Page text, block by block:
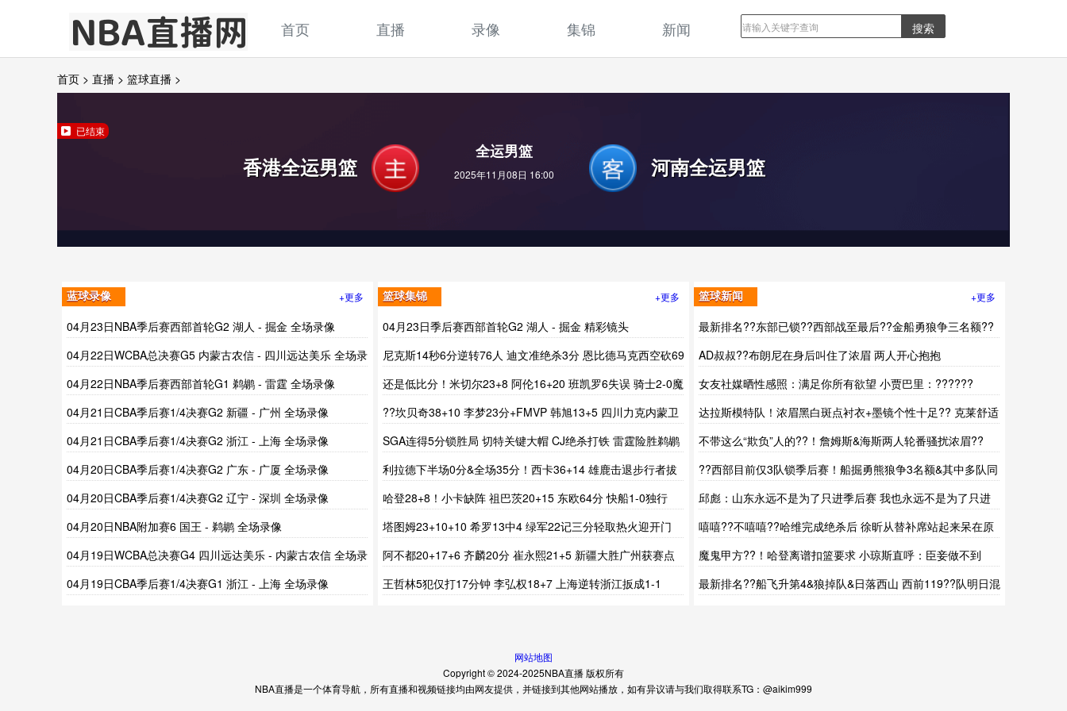
首页 直播 录像 集锦 新闻
首页 > 直播 > 篮球直播 >
已结束
香港全运男篮
全运男篮
2025年11月08日 16:00 河南全运男篮
蓝球录像 +更多
04月23日NBA季后赛西部首轮G2 湖人 - 掘金 全场录像
04月22日WCBA总决赛G5 内蒙古农信 - 四川远达美乐 全场录
像
04月22日NBA季后赛西部首轮G1 鹈鹕 - 雷霆 全场录像
04月21日CBA季后赛1/4决赛G2 新疆 - 广州 全场录像
04月21日CBA季后赛1/4决赛G2 浙江 - 上海 全场录像
04月20日CBA季后赛1/4决赛G2 广东 - 广厦 全场录像
04月20日CBA季后赛1/4决赛G2 辽宁 - 深圳 全场录像
04月20日NBA附加赛6 国王 - 鹈鹕 全场录像
04月19日WCBA总决赛G4 四川远达美乐 - 内蒙古农信 全场录
像
04月19日CBA季后赛1/4决赛G1 浙江 - 上海 全场录像
篮球集锦 +更多
04月23日季后赛西部首轮G2 湖人 - 掘金 精彩镜头
尼克斯14秒6分逆转76人 迪文准绝杀3分 恩比德马克西空砍69
分
还是低比分！米切尔23+8 阿伦16+20 班凯罗6失误 骑士2-0魔
术
??坎贝奇38+10 李梦23分+FMVP 韩旭13+5 四川力克内蒙卫
冕成功
SGA连得5分锁胜局 切特关键大帽 CJ绝杀打铁 雷霆险胜鹈鹕
利拉德下半场0分&全场35分！西卡36+14 雄鹿击退步行者拔
头筹
哈登28+8！小卡缺阵 祖巴茨20+15 东欧64分 快船1-0独行
侠！
塔图姆23+10+10 希罗13中4 绿军22记三分轻取热火迎开门
红
阿不都20+17+6 齐麟20分 崔永熙21+5 新疆大胜广州获赛点
王哲林5犯仅打17分钟 李弘权18+7 上海逆转浙江扳成1-1
篮球新闻 +更多
最新排名??东部已锁??西部战至最后??金船勇狼争三名额??
AD叔叔??布朗尼在身后叫住了浓眉 两人开心抱抱
女友社媒晒性感照：满足你所有欲望 小贾巴里：??????
达拉斯模特队！浓眉黑白斑点衬衣+墨镜个性十足?? 克莱舒适
风
不带这么“欺负”人的??！詹姆斯&海斯两人轮番骚扰浓眉??
??西部目前仅3队锁季后赛！船掘勇熊狼争3名额&其中多队同
战绩
邱彪：山东永远不是为了只进季后赛 我也永远不是为了只进
季后赛
嘻嘻??不嘻嘻??哈维完成绝杀后 徐昕从替补席站起来呆在原
地
魔鬼甲方??！哈登离谱扣篮要求 小琼斯直呼：臣妾做不到
啊??~
最新排名??船飞升第4&狼掉队&日落西山 西前119??队明日混
网站地图
Copyright © 2024-2025NBA直播 版权所有
NBA直播是一个体育导航，所有直播和视频链接均由网友提供，并链接到其他网站播放，如有异议请与我们取得联系TG：@aikim999